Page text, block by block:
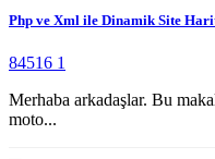
Php ve Xml ile Dinamik Site
84516 1
Merhaba arkadaşlar. Bu
moto...